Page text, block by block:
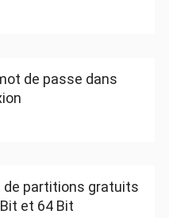
de passe dans
de partitions gratuits
et 64 Bit